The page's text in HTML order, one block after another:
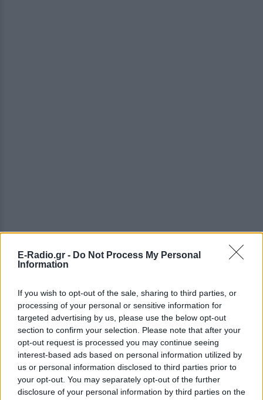
E-Radio.gr - Do Not Process My Personal
Information
If you wish to opt-out of the sale, sharing to third parties, or
processing of your personal or sensitive information for
targeted advertising by us, please use the below opt-out
section to confirm your selection. Please note that after your
opt-out request is processed you may continue seeing
interest-based ads based on personal information utilized by
us or personal information disclosed to third parties prior to
your opt-out. You may separately opt-out of the further
disclosure of your personal information by third parties on the
ΔΕΙΤΕ ΕΠΙΣΗΣ
ΣΤΗΝ ΙΔΙΑ ΚΑΤΗΓΟΡΙΑ
Μαραντόνα: «Ήταν πρησμένος,
δεν σηκωνόταν από το κρεβάτι
και είχε παραιτηθεί» – Τι
αποκάλυψε ο μασέρ του στη
δίκη
ΠΡΙΝ 10 ΏΡΕΣ
Η κατάθεση του Νικολά Ταφαρέλ στο